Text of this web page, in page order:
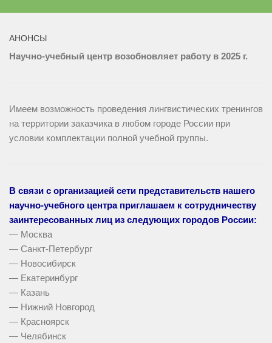
АНОНСЫ
Научно-учебный центр возобновляет работу в 2025 г.
Имеем возможность проведения лингвистических тренингов
на территории заказчика в любом городе России при
условии комплектации полной учебной группы.
В связи с организацией сети представительств нашего
научно-учебного центра приглашаем к сотрудничеству
заинтересованных лиц из следующих городов России:
— Москва
— Санкт-Петербург
— Новосибирск
— Екатеринбург
— Казань
— Нижний Новгород
— Красноярск
— Челябинск